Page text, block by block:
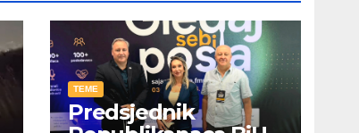
TEME
Predsjednik